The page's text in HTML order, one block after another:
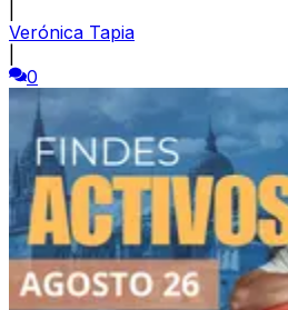
Verónica Tapia
0